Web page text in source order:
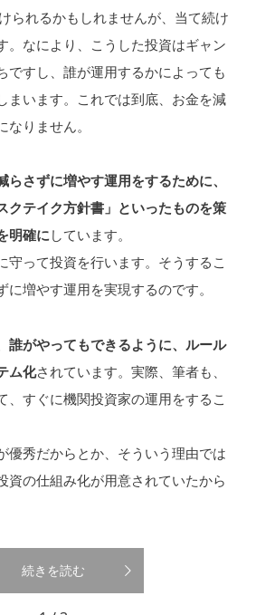
られるかもしれませんが、当て続け
。なにより、こうした投資はギャン
ですし、誰が運用するかによっても
まいます。これでは到底、お金を減
りません。
さずに増やす運用をするために、
クテイク方針書」といったものを策
明確にしています。
守って投資を行います。そうするこ
に増やす運用を実現するのです。
誰がやってもできるように、ルール
ム化されています。実際、筆者も、
、すぐに機関投資家の運用をするこ
優秀だからとか、そういう理由では
資の仕組み化が用意されていたから
続きを読む